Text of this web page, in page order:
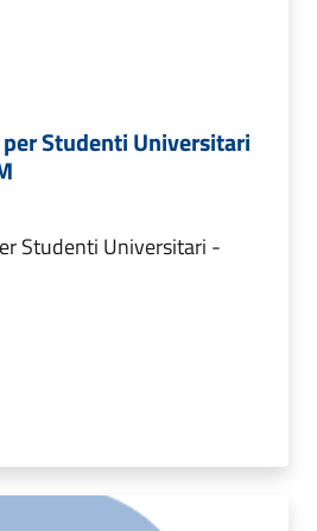
Studenti Universitari
Studenti Universitari -